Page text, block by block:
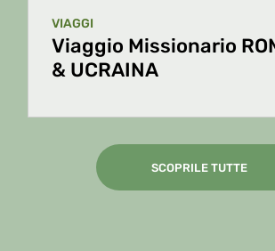
VIAGGI
Viaggio Missionario
& UCRAINA
SCOPRILE TUTTE